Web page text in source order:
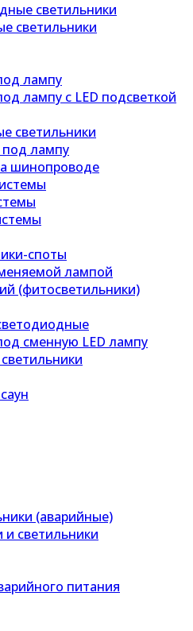
светильники
светильники
лампу
лампу с LED подсветкой
светильники
под лампу
шинопроводе
споты
лампой
(фитосветильники)
сменную LED лампу
(аварийные)
и светильники
питания